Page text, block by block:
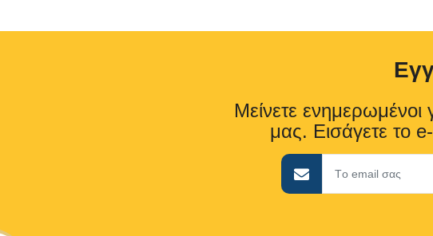
Μείνετε ενημερωμένοι
μας. Εισάγετε το